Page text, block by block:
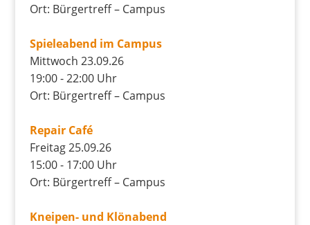
Ort: Bürgertreff – Campus
Spieleabend im Campus
Mittwoch 23.09.26
19:00 - 22:00 Uhr
Ort: Bürgertreff – Campus
Repair Café
Freitag 25.09.26
15:00 - 17:00 Uhr
Ort: Bürgertreff – Campus
Kneipen- und Klönabend